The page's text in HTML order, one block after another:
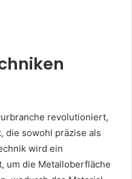
revolutioniert,
die sowohl präzise als
wird ein
um die Metalloberfläche